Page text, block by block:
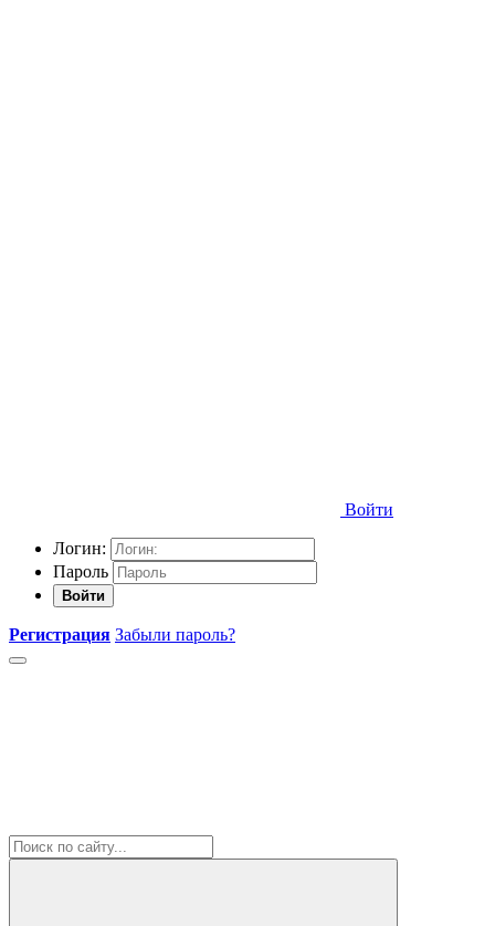
Войти
Логин:
Пароль
Войти
Регистрация Забыли пароль?